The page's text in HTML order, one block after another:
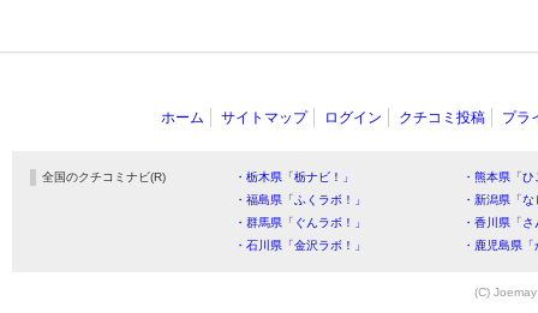
ホーム サイトマップ ログイン クチコミ投稿 プラ
全国のクチコミナビ(R) ・栃木県「栃ナビ！」
・熊本県「
・福島県「ふくラボ！」
・新潟県「
・群馬県「ぐんラボ！」
・香川県「
・石川県「金沢ラボ！」
・鹿児島県
(C)